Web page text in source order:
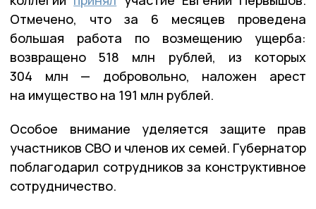
Отмечено, что за 6 месяцев проведена
большая работа по возмещению ущерба:
возвращено 518 млн рублей, из которых
304 млн — добровольно, наложен арест
на имущество на 191 млн рублей.
Особое внимание уделяется защите прав
участников СВО и членов их семей. Губернатор
поблагодарил сотрудников за конструктивное
сотрудничество.